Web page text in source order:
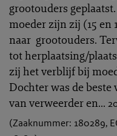
grootouders
moeder zijn zij (15 en
naar grootouders.
tot herplaatsing/
zij het verblijf bij
Dochter was de
van verweerder en...
(Zaaknummer: 180289,